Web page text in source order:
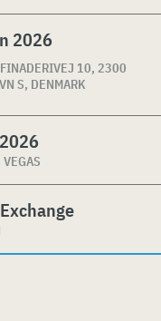
2026
10, 2300
S, DENMARK
VEGAS